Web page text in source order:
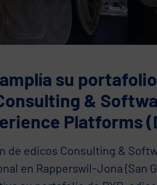
amplía su
&
Platforms
de edicos Consulting &
en Rapperswil-Jona (San